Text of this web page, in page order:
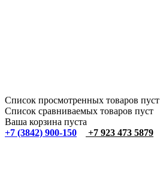
Список просмотренных товаров пуст
Список сравниваемых товаров пуст
Ваша корзина пуста
+7 (3842) 900-150
+7 923 473 5879